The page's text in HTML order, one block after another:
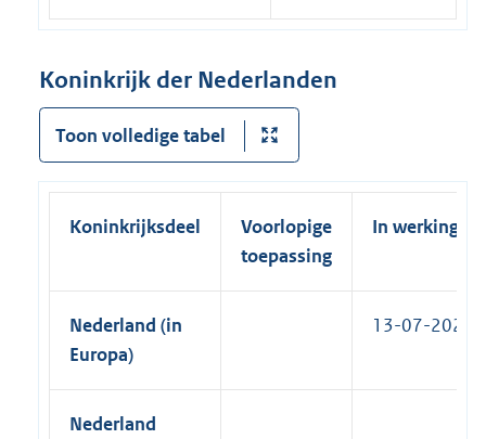
e
r
n
)
Koninkrijk der Nederlanden
Toon volledige tabel
Koninkrijksdeel
Voorlopige
toepassing
In werking
Nederland (in
Europa)
13-07-2023
Nederland